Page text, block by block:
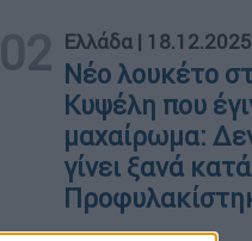
02 Ελλάδα | 18.12.2025
Νέο λουκέτο
Κυψέλη που
μαχαίρωμα:
γίνει ξανά